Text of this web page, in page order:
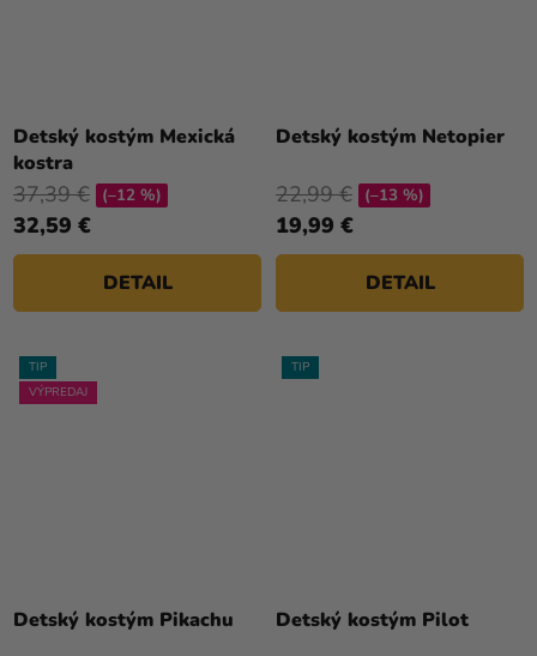
Detský kostým Mexická
kostra
hodnotenie
produktu
je
4,5
5
hviezdičiek.
32,59 €
37,39 € (–12 %)
DETAIL
Detský kostým Netopier
19,99 €
22,99 € (–13 %)
DETAIL
TIP
VÝPREDAJ
Detský kostým Pikachu
hodnotenie
TIP
Detský kostým Pilot